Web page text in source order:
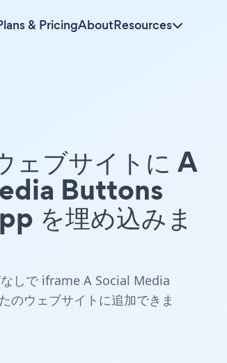
& PricingAboutResources
ェブサイトに A
Buttons
を埋め込みま
しで iframe A Social Media
のウェブサイトに追加できま